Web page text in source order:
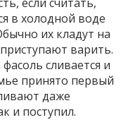
в холодной воде
их кладут на
варить.
сливается и
принято первый
даже
и поступил.